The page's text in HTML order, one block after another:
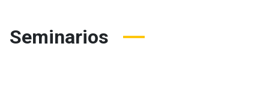
Seminarios